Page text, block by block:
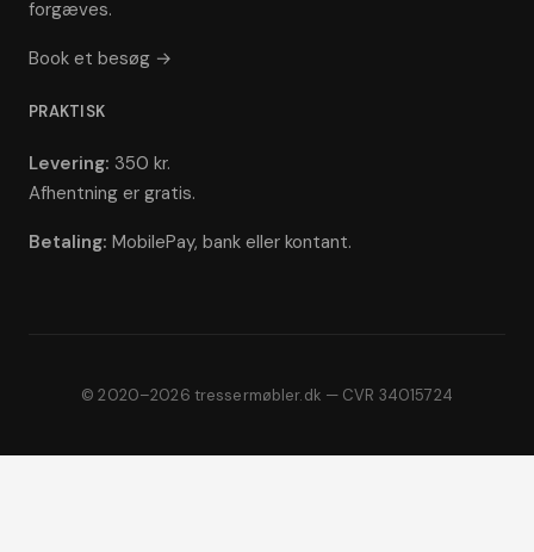
forgæves.
Book et besøg →
PRAKTISK
Levering: 350 kr.
Afhentning er gratis.
Betaling: MobilePay, bank eller kontant.
© 2020–2026 tressermøbler.dk — CVR 34015724